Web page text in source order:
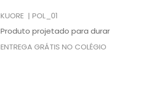
KUORE | POL_01
Produto projetado para durar
ENTREGA GRÁTIS NO COLÉGIO